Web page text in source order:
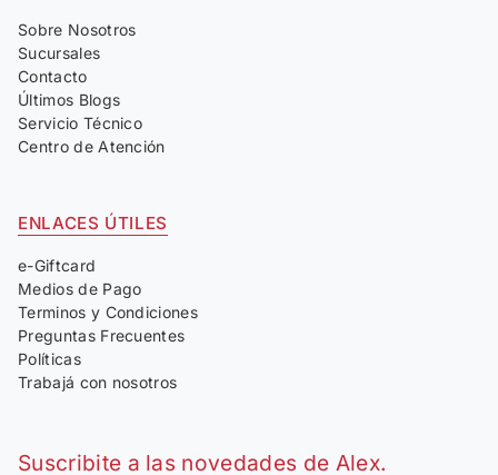
Sobre Nosotros
Sucursales
Contacto
Últimos Blogs
Servicio Técnico
Centro de Atención
ENLACES ÚTILES
e-Giftcard
Medios de Pago
Terminos y Condiciones
Preguntas Frecuentes
Políticas
Trabajá con nosotros
Suscribite a las novedades de Alex.